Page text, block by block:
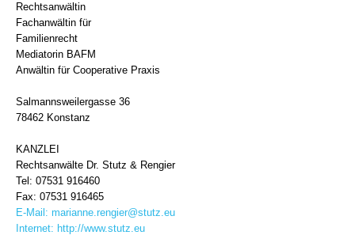
Rechtsanwältin
Fachanwältin für
Familienrecht
Mediatorin BAFM
Anwältin für Cooperative Praxis
Salmannsweilergasse 36
78462 Konstanz
KANZLEI
Rechtsanwälte Dr. Stutz & Rengier
Tel: 07531 916460
Fax: 07531 916465
E-Mail: marianne.rengier@stutz.eu
Internet: http://www.stutz.eu